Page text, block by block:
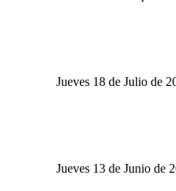
Jueves 18 de Julio de
Jueves 13 de Junio de